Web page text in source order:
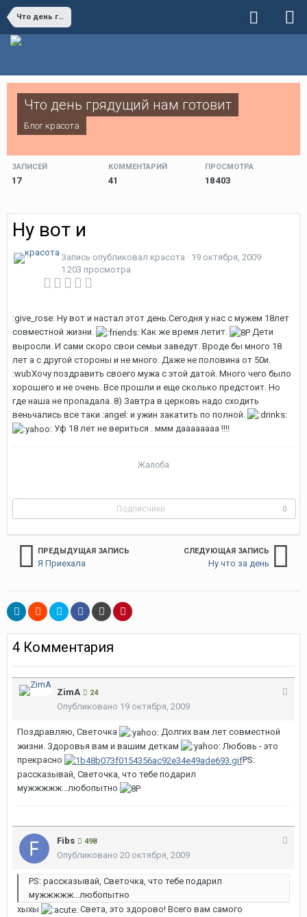
Что день грядущий нам готовит
Что день грядущий нам готовит
Блог красота
ЗАПИСЕЙ
17
КОММЕНТАРИЙ
41
ПРОСМОТРА
18 403
Ну вот и
Запись опубликовал красота · 19 октября, 2009
1 203 просмотра
:give_rose: Ну вот и настал этот день.Сегодня у нас с мужем 18лет
совместной жизни.
Как же время летит.
Дети
выросли. И сами скоро свои семьи заведут. Вроде бы много 18
лет а с другой стороны и не много. Даже не половина от 50и.
:wubХочу поздравить своего мужа с этой датой. Много чего было
хорошего и не очень. Все прошли и еще сколько предстоит. Но
где наша не пропадала. 8) Завтра в церковь надо сходить
веньчались все таки :angel: и ужин закатить по полной.
Уф 18 лет не вериться . ммм даааааааа !!!!
Жалоба
Подписчики 0
ПРЕДЫДУЩАЯ ЗАПИСЬ
Я Приехала
СЛЕДУЮЩАЯ ЗАПИСЬ
Ну что за день
4 Комментария
ZimA 24
Опубликовано 19 октября, 2009
Поздравляю, Светочка
Долгих вам лет совместной
жизни. Здоровья вам и вашим деткам
Любовь - это
прекрасно
PS:
рассказывай, Светочка, что тебе подарил
мужжжжж...любопытно
Fibs 498
Опубликовано 20 октября, 2009
PS: рассказывай, Светочка, что тебе подарил
мужжжжж...любопытно
хыхы
Света, это здорово! Всего вам самого